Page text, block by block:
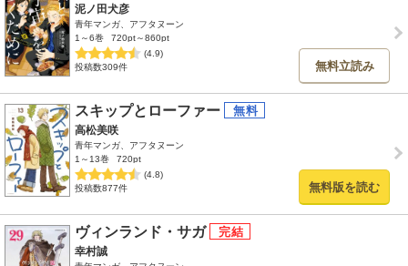
泥ノ田犬彦
青年マンガ、アフタヌーン
1～6巻
720pt～860pt
(4.9)
投稿数309件
無料立読み
スキップとローファー
高松美咲
青年マンガ、アフタヌーン
1～13巻
720pt
(4.8)
投稿数877件
無料版を読む
ヴィンランド・サガ
幸村誠